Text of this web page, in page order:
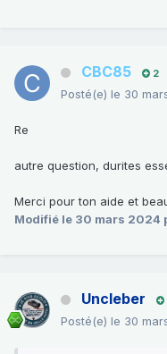
CBC85 2
Posté(e) le 30
Re
autre question, durites
Merci pour ton aide et
Modifié le 30 mars 2024
Uncleber
Posté(e) le 30